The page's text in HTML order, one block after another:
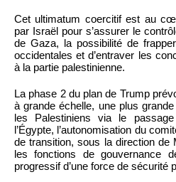
Cet ultimatum coercitif est au
par Israël pour s’assurer le
de Gaza, la possibilité de
occidentales et d’entraver les
à la partie palestinienne.
La phase 2 du plan de Trump
à grande échelle, une plus
les Palestiniens via le
l’Égypte, l’autonomisation du
de transition, sous la direction de
les fonctions de gouvernance
progressif d’une force de sécurité